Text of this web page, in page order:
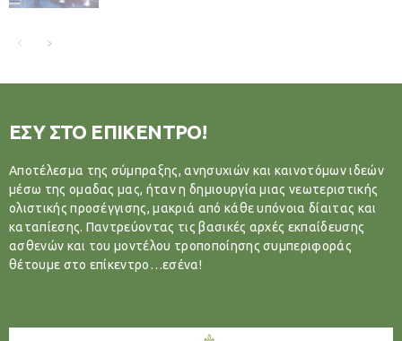
ΕΣΥ ΣΤΟ ΕΠΙΚΕΝΤΡΟ!
Αποτέλεσμα της σύμπραξης, ανησυχιών και καινοτόμων ιδεών
μέσω της ομαδας μας, ήταν η δημιουργία μιας νεωτεριστικής
ολιστικής προσέγγισης, μακριά από κάθε υπόνοια δίαιτας και
καταπίεσης. Παντρεύοντας τις βασικές αρχές εκπαίδευσης
ασθενών και του μοντέλου τροποποίησης συμπεριφοράς
θέτουμε στο επίκεντρο…εσένα!